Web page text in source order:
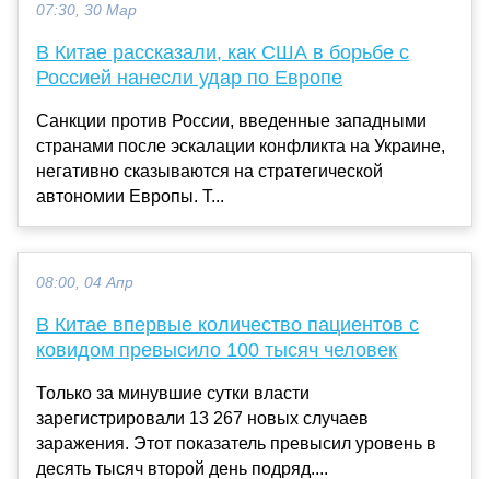
07:30, 30 Мар
В Китае рассказали, как США в борьбе с
Россией нанесли удар по Европе
Санкции против России, введенные западными
странами после эскалации конфликта на Украине,
негативно сказываются на стратегической
автономии Европы. Т...
08:00, 04 Апр
В Китае впервые количество пациентов с
ковидом превысило 100 тысяч человек
Только за минувшие сутки власти
зарегистрировали 13 267 новых случаев
заражения. Этот показатель превысил уровень в
десять тысяч второй день подряд....